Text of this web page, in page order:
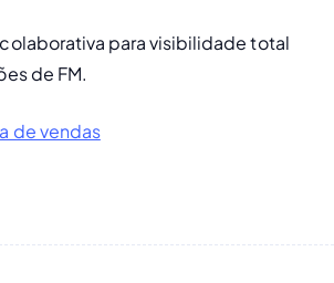
para visibilidade total
de FM.
de vendas